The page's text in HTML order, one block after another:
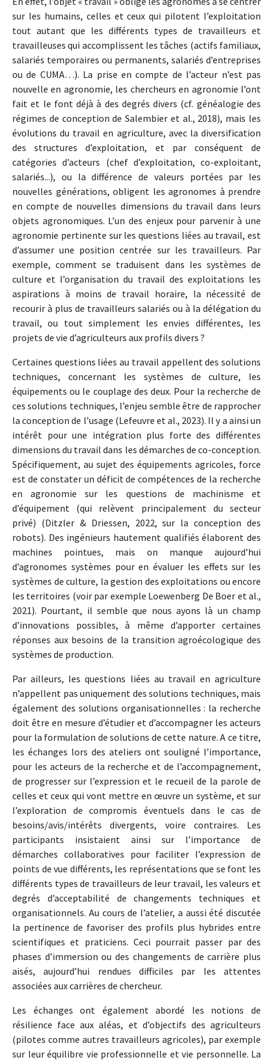
sur les humains, celles et ceux qui pilotent l’exploitation
tout autant que les différents types de travailleurs et
travailleuses qui accomplissent les tâches (actifs familiaux,
salariés temporaires ou permanents, salariés d’entreprises
ou de CUMA…). La prise en compte de l’acteur n’est pas
nouvelle en agronomie, les chercheurs en agronomie l’ont
fait et le font déjà à des degrés divers (cf. généalogie des
régimes de conception de Salembier et al., 2018), mais les
évolutions du travail en agriculture, avec la diversification
des structures d’exploitation, et par conséquent de
catégories d’acteurs (chef d’exploitation, co-exploitant,
salariés...), ou la différence de valeurs portées par les
nouvelles générations, obligent les agronomes à prendre
en compte de nouvelles dimensions du travail dans leurs
objets agronomiques. L’un des enjeux pour parvenir à une
agronomie pertinente sur les questions liées au travail, est
d’assumer une position centrée sur les travailleurs. Par
exemple, comment se traduisent dans les systèmes de
culture et l’organisation du travail des exploitations les
aspirations à moins de travail horaire, la nécessité de
recourir à plus de travailleurs salariés ou à la délégation du
travail, ou tout simplement les envies différentes, les
projets de vie d’agriculteurs aux profils divers ?
Certaines questions liées au travail appellent des solutions
techniques, concernant les systèmes de culture, les
équipements ou le couplage des deux. Pour la recherche de
ces solutions techniques, l’enjeu semble être de rapprocher
la conception de l’usage (Lefeuvre et al., 2023). Il y a ainsi un
intérêt pour une intégration plus forte des différentes
dimensions du travail dans les démarches de co-conception.
Spécifiquement, au sujet des équipements agricoles, force
est de constater un déficit de compétences de la recherche
en agronomie sur les questions de machinisme et
d’équipement (qui relèvent principalement du secteur
privé) (Ditzler & Driessen, 2022, sur la conception des
robots). Des ingénieurs hautement qualifiés élaborent des
machines pointues, mais on manque aujourd’hui
d’agronomes systèmes pour en évaluer les effets sur les
systèmes de culture, la gestion des exploitations ou encore
les territoires (voir par exemple Loewenberg De Boer et al.,
2021). Pourtant, il semble que nous ayons là un champ
d’innovations possibles, à même d’apporter certaines
réponses aux besoins de la transition agroécologique des
systèmes de production.
Par ailleurs, les questions liées au travail en agriculture
n’appellent pas uniquement des solutions techniques, mais
également des solutions organisationnelles : la recherche
doit être en mesure d’étudier et d’accompagner les acteurs
pour la formulation de solutions de cette nature. A ce titre,
les échanges lors des ateliers ont souligné l’importance,
pour les acteurs de la recherche et de l’accompagnement,
de progresser sur l’expression et le recueil de la parole de
celles et ceux qui vont mettre en œuvre un système, et sur
l’exploration de compromis éventuels dans le cas de
besoins/avis/intérêts divergents, voire contraires. Les
participants insistaient ainsi sur l’importance de
démarches collaboratives pour faciliter l’expression de
points de vue différents, les représentations que se font les
différents types de travailleurs de leur travail, les valeurs et
degrés d’acceptabilité de changements techniques et
organisationnels. Au cours de l’atelier, a aussi été discutée
la pertinence de favoriser des profils plus hybrides entre
scientifiques et praticiens. Ceci pourrait passer par des
phases d’immersion ou des changements de carrière plus
aisés, aujourd’hui rendues difficiles par les attentes
associées aux carrières de chercheur.
Les échanges ont également abordé les notions de
résilience face aux aléas, et d’objectifs des agriculteurs
(pilotes comme autres travailleurs agricoles), par exemple
sur leur équilibre vie professionnelle et vie personnelle. La